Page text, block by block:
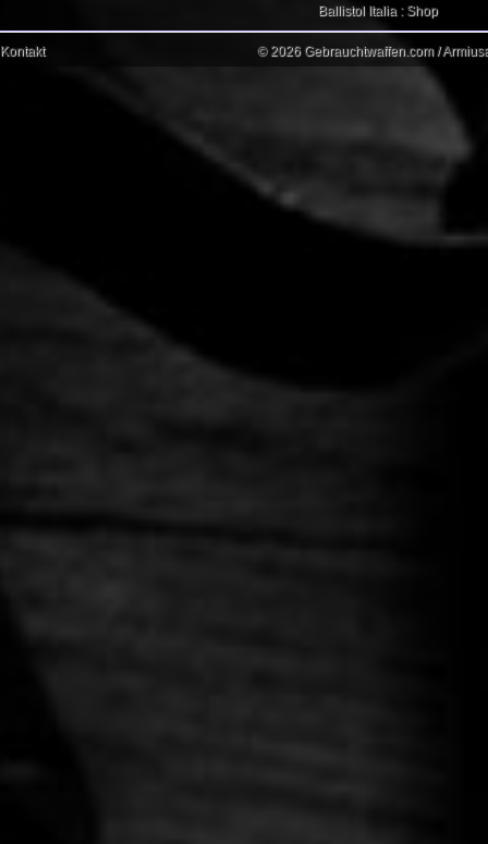
Ballistol Italia : Shop
Kontakt © 2026 Gebrauchtwaffen.com /